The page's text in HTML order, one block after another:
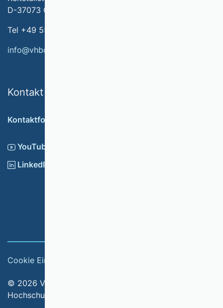
D-37073 Göttingen
Tel +49 551 79778-566
info@vhbonline.org
Kontakt
Kontaktformular
YouTube
LinkedIn
Cookie Einstellungen
© 2026 Verband der Hochschullehrerinnen und
Hochschullehrer für Betriebswirtschaft e.V.